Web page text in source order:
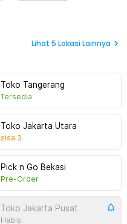
Lihat 5 Lokasi Lainnya
Toko Tangerang
Tersedia
Toko Jakarta Utara
sisa 3
Pick n Go Bekasi
Pre-Order
Toko Jakarta Pusat
Habis